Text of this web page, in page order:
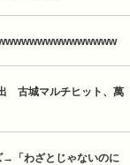
　古城マルチヒット、萬
→「わざとじゃないのに